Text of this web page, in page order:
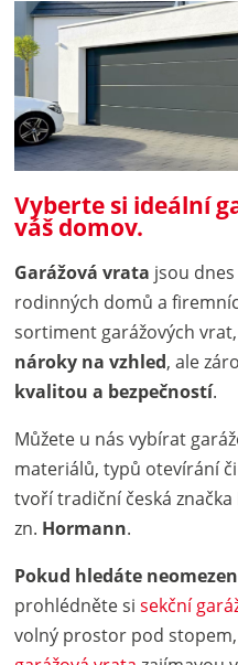
Vyberte si ideální
váš domov.
Garážová vrata jsou
rodinných domů a
sortiment garážových
nároky na vzhled, ale
kvalitou a bezpečností.
Můžete u nás vybírat
materiálů, typů otevírání
tvoří tradiční česká značka
zn. Hormann.
Pokud hledáte
prohlédněte sisekční
volný prostor pod